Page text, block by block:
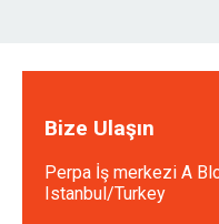
Bize Ulaşın
Perpa İş merkezi A
Istanbul/Turkey